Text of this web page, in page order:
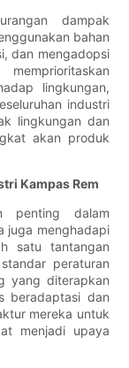
dampak
bahan
dan mengadopsi
lingkungan,
industri
lingkungan dan
akan produk
Kampas Rem
penting dalam
juga menghadapi
satu tantangan
peraturan
yang diterapkan
beradaptasi dan
mereka untuk
menjadi upaya